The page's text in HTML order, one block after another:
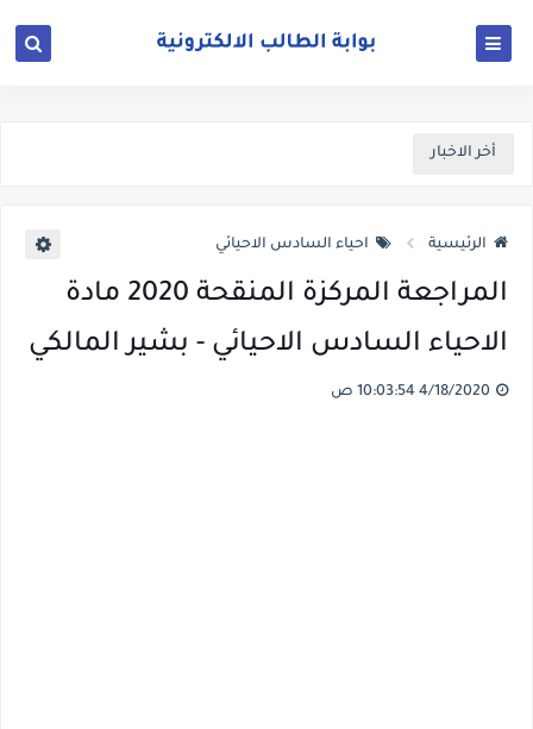
أخر الاخبار
الرئيسية احياء السادس الاحيائي
المراجعة المركزة المنقحة 2020 مادة
الاحياء السادس الاحيائي - بشير المالكي